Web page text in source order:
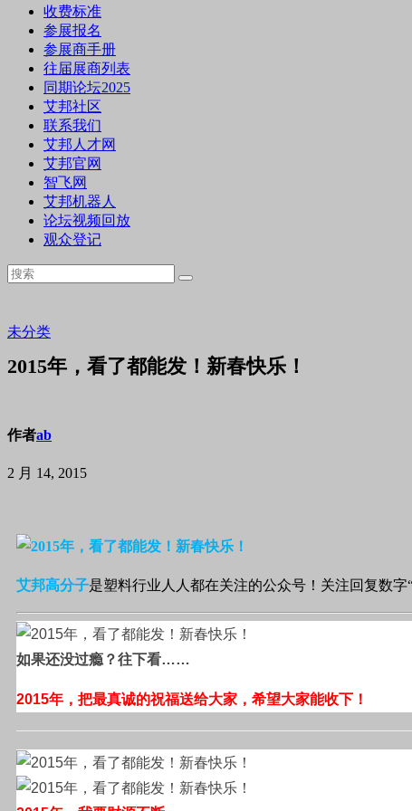
收费标准
参展报名
参展商手册
往届展商列表
同期论坛2025
艾邦社区
联系我们
艾邦人才网
艾邦官网
智飞网
艾邦机器人
论坛视频回放
观众登记
未分类
2015年，看了都能发！新春快乐！
作者ab
2 月 14, 2015
艾邦高分子是塑料行业人人都在关注的公众号！关注回复数字
如果还没过瘾？往下看……
2015年，把最真诚的祝福送给大家，希望大家能收下！